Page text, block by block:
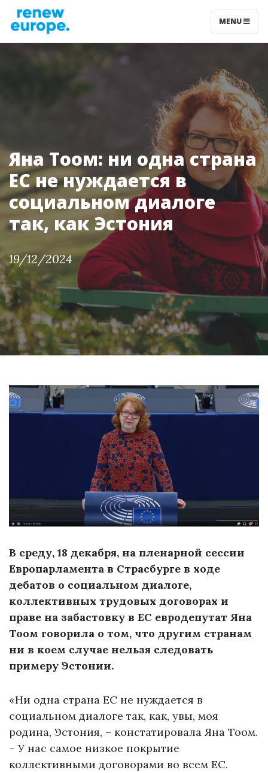
MENU
Яна Тоом: ни одна страна
ЕС не нуждается в
социальном диалоге
так, как Эстония
19/12/2024
В среду, 18 декабря, на пленарной сессии
Европарламента в Страсбурге в ходе
дебатов о социальном диалоге,
коллективных трудовых договорах и
праве на забастовку в ЕС евродепутат Яна
Тоом говорила о том, что другим странам
ни в коем случае нельзя следовать
примеру Эстонии.
«Ни одна страна ЕС не нуждается в
социальном диалоге так, как, увы, моя
родина, Эстония, – констатировала Яна Тоом.
– У нас самое низкое покрытие
коллективными договорами во всем ЕС.